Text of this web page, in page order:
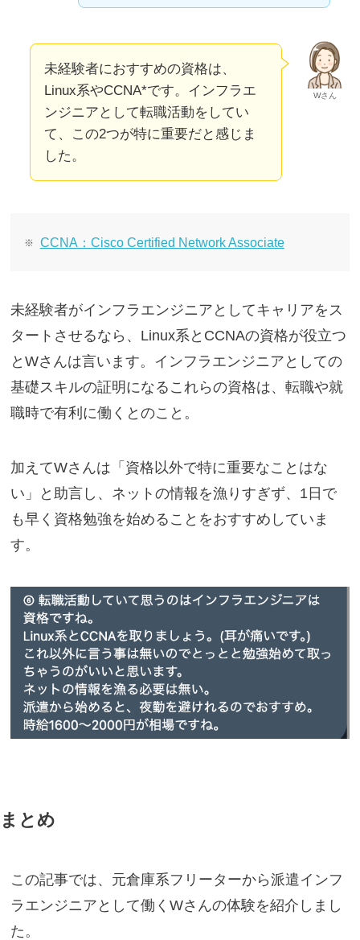
Wさん
未経験者におすすめの資格は、
Linux系やCCNA*です。インフラエ
ンジニアとして転職活動をしてい
て、この2つが特に重要だと感じま
した。
CCNA：Cisco Certified Network Associate
未経験者がインフラエンジニアとしてキャリアをス
タートさせるなら、Linux系とCCNAの資格が役立つ
とWさんは言います。インフラエンジニアとしての
基礎スキルの証明になるこれらの資格は、転職や就
職時で有利に働くとのこと。
加えてWさんは「資格以外で特に重要なことはな
い」と助言し、ネットの情報を漁りすぎず、1日で
も早く資格勉強を始めることをおすすめしていま
す。
まとめ
この記事では、元倉庫系フリーターから派遣インフ
ラエンジニアとして働くWさんの体験を紹介しまし
た。